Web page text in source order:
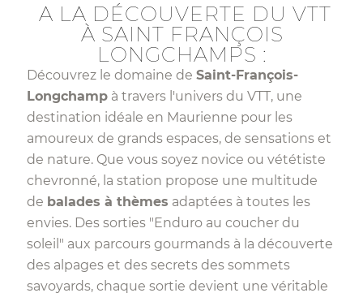
A LA DÉCOUVERTE DU VTT
À SAINT FRANÇOIS
LONGCHAMPS :
Découvrez le domaine de Saint-François-
Longchampà travers l'univers du VTT, une
destination idéale en Maurienne pour les
amoureux de grands espaces, de sensations et
de nature. Que vous soyez novice ou vététiste
chevronné, la station propose une multitude
de balades à thèmes adaptées à toutes les
envies. Des sorties "Enduro au coucher du
soleil" aux parcours gourmands à la découverte
des alpages et des secrets des sommets
savoyards, chaque sortie devient une véritable